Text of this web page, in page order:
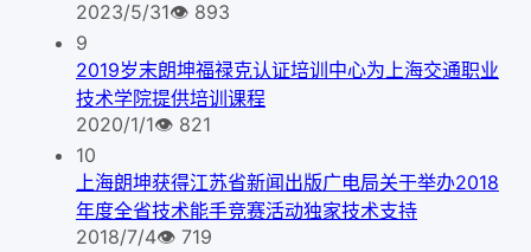
2023/5/31👁 893
9
2019岁末朗坤福禄克认证培训中心为上海交通职业
技术学院提供培训课程
2020/1/1👁 821
10
上海朗坤获得江苏省新闻出版广电局关于举办2018
年度全省技术能手竞赛活动独家技术支持
2018/7/4👁 719